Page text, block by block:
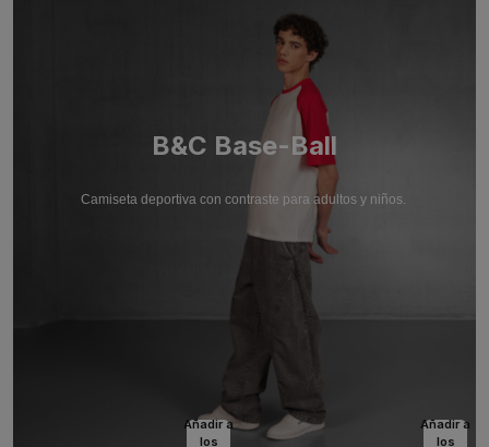
B&C Base-Ball
Camiseta deportiva con contraste para adultos y niños.
Añadir a
los
Añadir a
los